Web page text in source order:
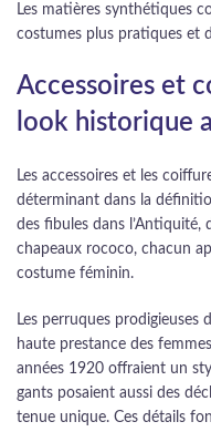
Les matières synthétiques
costumes plus pratiques et
Accessoires et
look historique
Les accessoires et les
déterminant dans la
des fibules dans l’Antiquité,
chapeaux rococo, chacun
costume féminin.
Les perruques prodigieuses
haute prestance des
années 1920 offraient un
gants posaient aussi des
tenue unique. Ces détails